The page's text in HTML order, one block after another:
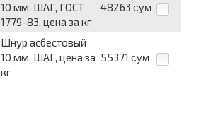
10 мм, ШАГ, ГОСТ
1779-83, цена за кг
48263 сум
Шнур асбестовый
10 мм, ШАГ, цена за
кг
55371 сум